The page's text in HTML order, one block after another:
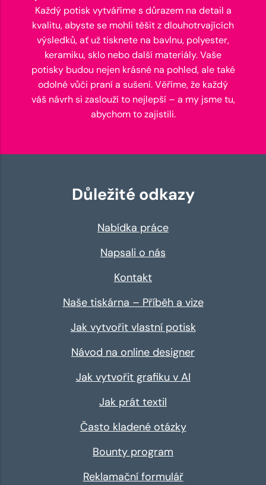
Každý potisk vytváříme s důrazem na detail a
kvalitu, abyste se mohli těšit z dlouhotrvajících
výsledků, ať už tisknete na bavlnu, polyester,
keramiku, sklo nebo další materiály. Vaše
potisky budou nejen krásné na pohled, ale také
odolné vůči praní a sušení. Věříme, že každý
váš návrh si zaslouží to nejlepší – a my jsme tu,
abychom to zajistili.
Důležité odkazy
Nabídka práce
Napsali o nás
Kontakt
Naše tiskárna – Příběh a vize
Jak vytvořit vlastní potisk
Návod na online designer
Jak vytvořit grafiku v AI
Jak prát textil
Často kladené otázky
Bounty program
Reklamační formulář